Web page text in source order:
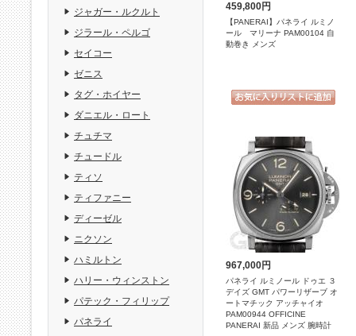
459,800円
【PANERAI】パネライ ルミノ
ール マリーナ PAM00104 自
動巻き メンズ
967,000円
パネライ ルミノール ドゥエ ３
デイズ GMT パワーリザーブ オ
ートマチック アッチャイオ
PAM00944 OFFICINE
PANERAI 新品 メンズ 腕時計
ジャガー・ルクルト
ジラール・ペルゴ
セイコー
ゼニス
タグ・ホイヤー
ダニエル・ロート
チュチマ
チュードル
ティソ
ティファニー
ディーゼル
ニクソン
ハミルトン
ハリー・ウィンストン
パテック・フィリップ
パネライ